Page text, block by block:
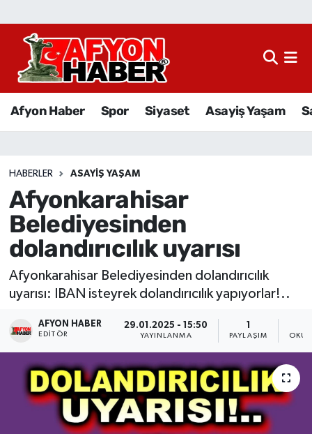
Afyon Haber Spor Siyaset Asayiş Yaşam
HABERLER ASAYIŞ YAŞAM
Afyonkarahisar
Belediyesinden
dolandırıcılık uyarısı
Afyonkarahisar Belediyesinden dolandırıcılık
uyarısı: IBAN isteyrek dolandırıcılık yapıyorlar!..
AFYON HABER
EDITÖR
29.01.2025 - 15:50
YAYINLANMA PAYLAŞIM
Afyon Haber
Sağlık
Eğitim
Ekonomi
Magazin
Etkinlikler